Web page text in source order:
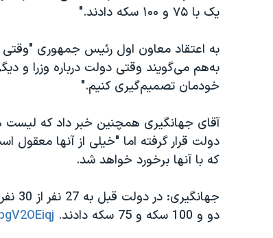
یک با ۷۵ و ۱۰۰ سکه دادند."
به اعتقاد معاون اول رئیس جمهوری
به‌هم می‌گویند وقتی دولت درباره وزرا و
خودمان تصمیم‌گیری کنیم."
آقای جهانگیری همچنین خبر داد که لیست
دولت قرار گرفته اما "خیلی از آنها
که با آنها برخورد خواهد شد.
دو و 100 سکه و 75 سکه دادند.